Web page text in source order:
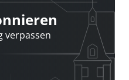
verpassen